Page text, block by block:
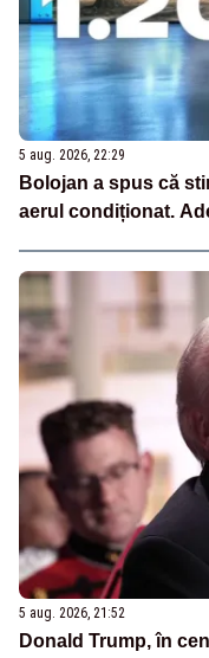
5 aug. 2026, 22:29
Bolojan a spus că
aerul condiționat.
5 aug. 2026, 21:52
Donald Trump, în